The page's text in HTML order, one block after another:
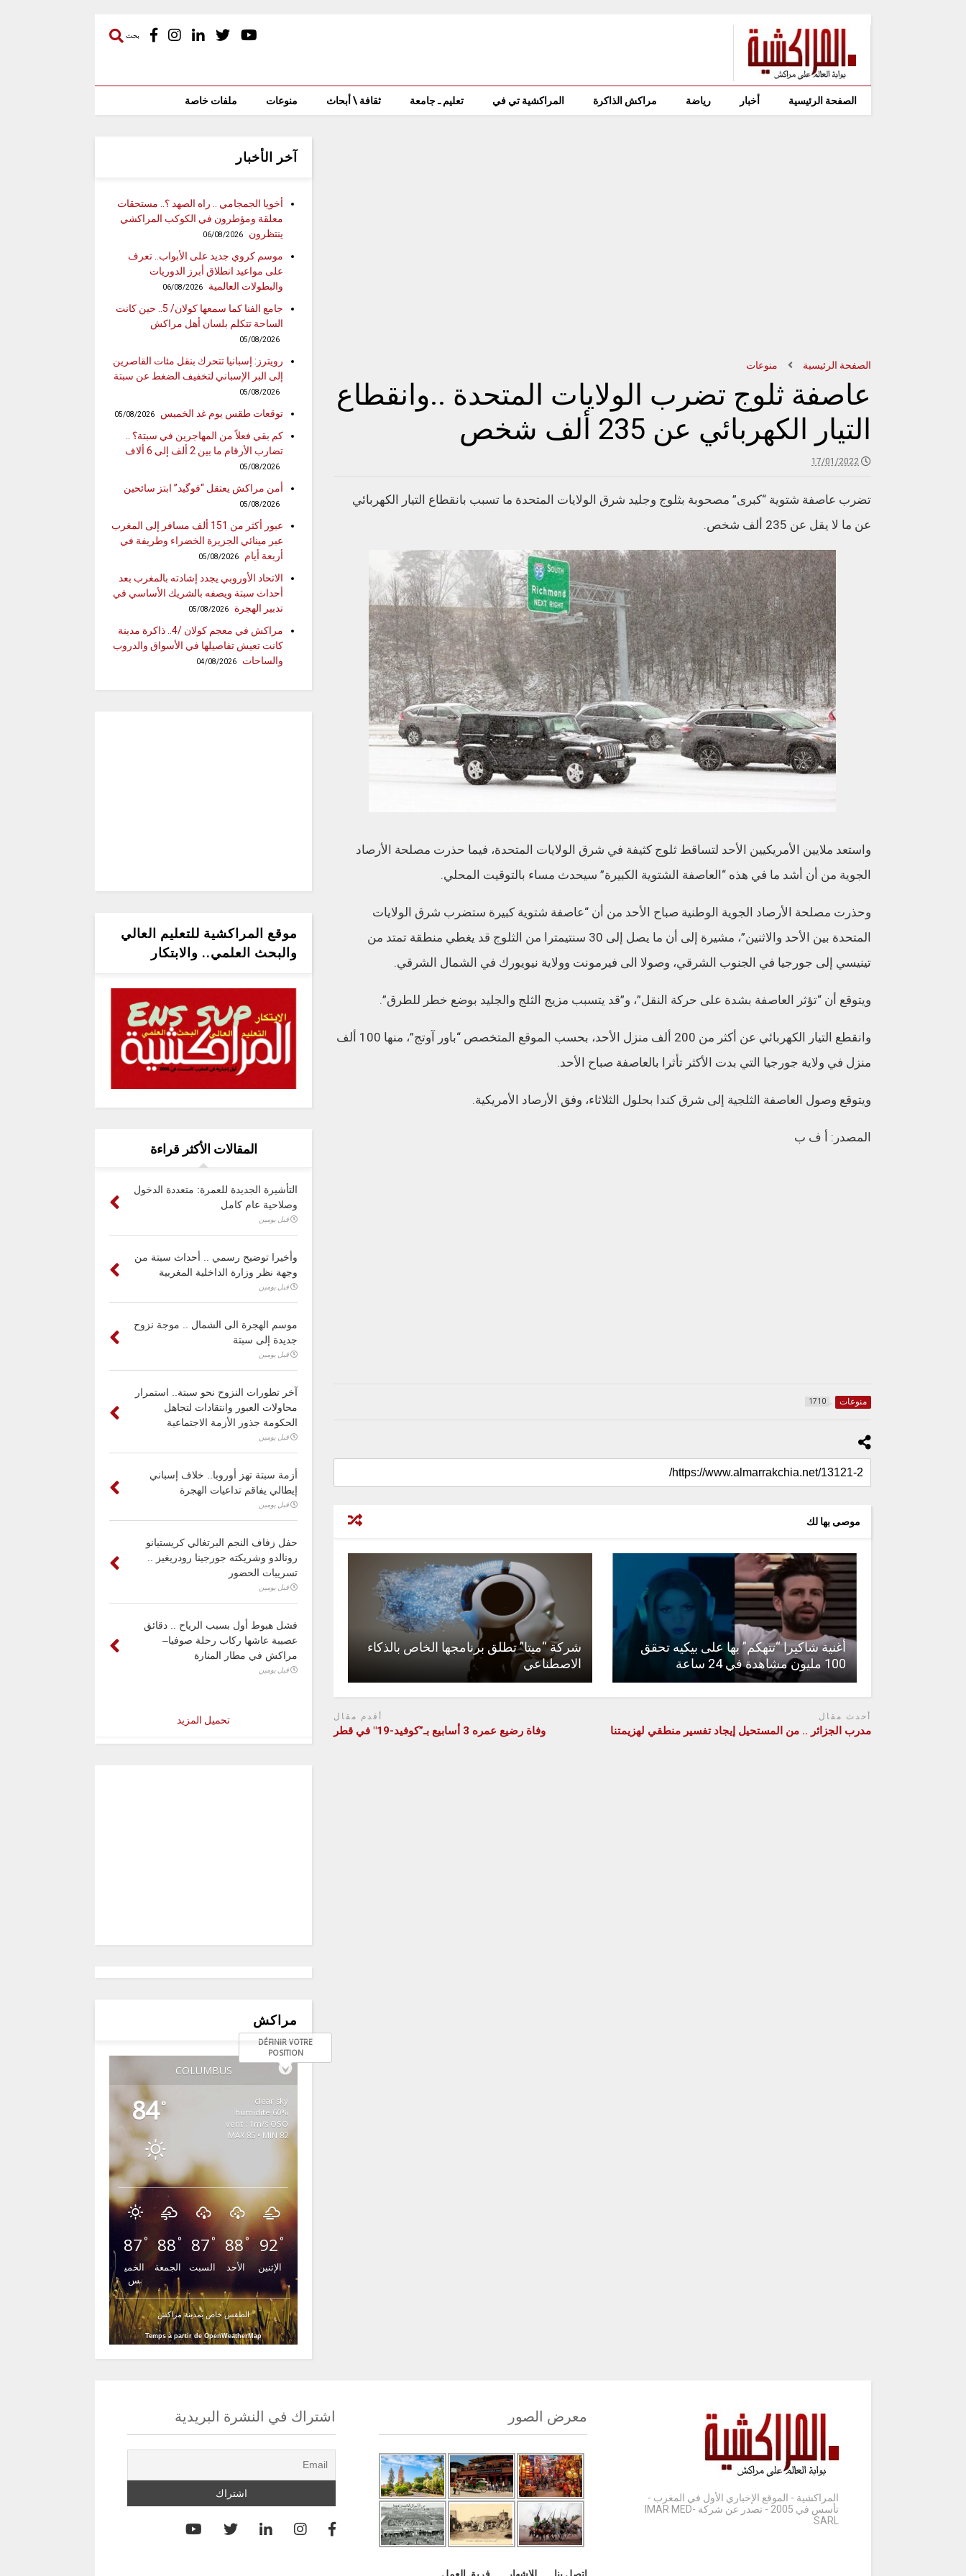
بحث
الصفحة الرئيسية أخبار رياضة مراكش الذاكرة المراكشية تي في تعليم ـ جامعة ثقافة \ أبحاث منوعات ملفات خاصة
الصفحة الرئيسية منوعات
عاصفة ثلوج تضرب الولايات المتحدة ..وانقطاع
التيار الكهربائي عن 235 ألف شخص
17/01/2022
تضرب عاصفة شتوية “كبرى” مصحوبة بثلوج وجليد شرق الولايات المتحدة ما تسبب بانقطاع التيار الكهربائي
عن ما لا يقل عن 235 ألف شخص.
واستعد ملايين الأمريكيين الأحد لتساقط ثلوج كثيفة في شرق الولايات المتحدة، فيما حذرت مصلحة الأرصاد
الجوية من أن أشد ما في هذه “العاصفة الشتوية الكبيرة” سيحدث مساء بالتوقيت المحلي.
وحذرت مصلحة الأرصاد الجوية الوطنية صباح الأحد من أن “عاصفة شتوية كبيرة ستضرب شرق الولايات
المتحدة بين الأحد والاثنين”، مشيرة إلى أن ما يصل إلى 30 سنتيمترا من الثلوج قد يغطي منطقة تمتد من
تينيسي إلى جورجيا في الجنوب الشرقي، وصولا الى فيرمونت وولاية نيويورك في الشمال الشرقي.
ويتوقع أن “تؤثر العاصفة بشدة على حركة النقل”، و”قد يتسبب مزيج الثلج والجليد بوضع خطر للطرق”.
وانقطع التيار الكهربائي عن أكثر من 200 ألف منزل الأحد، بحسب الموقع المتخصص “باور آوتج”، منها 100 ألف
منزل في ولاية جورجيا التي بدت الأكثر تأثرا بالعاصفة صباح الأحد.
ويتوقع وصول العاصفة الثلجية إلى شرق كندا بحلول الثلاثاء، وفق الأرصاد الأمريكية.
المصدر: أ ف ب
منوعات 1710
موصى بها لك
أغنية شاكيرا “تتهكم” بها على بيكيه تحقق
100 مليون مشاهدة في 24 ساعة
شركة “ميتا” تطلق برنامجها الخاص بالذكاء
الاصطناعي
أحدث مقال
مدرب الجزائر .. من المستحيل إيجاد تفسير منطقي لهزيمتنا
أقدم مقال
وفاة رضيع عمره 3 أسابيع بـ”كوفيد-19″ في قطر
آخر الأخبار
أخويا الجمجامي .. راه الصهد ؟.. مستحقات
معلقة ومؤطرون في الكوكب المراكشي
ينتظرون
06/08/2026
موسم كروي جديد على الأبواب.. تعرف
على مواعيد انطلاق أبرز الدوريات
والبطولات العالمية
06/08/2026
جامع الفنا كما سمعها كولان/ 5.. حين كانت
الساحة تتكلم بلسان أهل مراكش
05/08/2026
رويترز: إسبانيا تتحرك بنقل مئات القاصرين
إلى البر الإسباني لتخفيف الضغط عن سبتة
05/08/2026
توقعات طقس يوم غد الخميس 05/08/2026
كم بقي فعلاً من المهاجرين في سبتة؟ ..
تضارب الأرقام ما بين 2 ألف إلى 6 ألاف
05/08/2026
أمن مراكش يعتقل “فوگيد” ابتز سائحين
05/08/2026
عبور أكثر من 151 ألف مسافر إلى المغرب
عبر مينائي الجزيرة الخضراء وطريفة في
أربعة أيام
05/08/2026
الاتحاد الأوروبي يجدد إشادته بالمغرب بعد
أحداث سبتة ويصفه بالشريك الأساسي في
تدبير الهجرة
05/08/2026
مراكش في معجم كولان /4.. ذاكرة مدينة
كانت تعيش تفاصيلها في الأسواق والدروب
والساحات
04/08/2026
موقع المراكشية للتعليم العالي
والبحث العلمي.. والابتكار
المقالات الأكثر قراءة
التأشيرة الجديدة للعمرة: متعددة الدخول
وصلاحية عام كامل
قبل يومين
وأخيرا توضيح رسمي .. أحداث سبتة من
وجهة نظر وزارة الداخلية المغربية
قبل يومين
موسم الهجرة الى الشمال .. موجة نزوح
جديدة إلى سبتة
قبل يومين
آخر تطورات النزوح نحو سبتة.. استمرار
محاولات العبور وانتقادات لتجاهل
الحكومة جذور الأزمة الاجتماعية
قبل يومين
أزمة سبتة تهز أوروبا.. خلاف إسباني
إيطالي يفاقم تداعيات الهجرة
قبل يومين
حفل زفاف النجم البرتغالي كريستيانو
رونالدو وشريكته جورجينا رودريغيز ..
تسريبات الحضور
قبل يومين
فشل هبوط أول بسبب الرياح .. دقائق
عصيبة عاشها ركاب رحلة صوفيا–
مراكش في مطار المنارة
قبل يومين
تحميل المزيد
مراكش
COLUMBUS
DÉFINIR VOTRE
POSITION
84°
clear sky
60% humidité
vent : 1m/s OSO
MAX 85 • MIN 82
87°
الخمي
س
88°
الجمعة
87°
السبت
88°
الأحد
92°
الإثنين
الطقس خاص بمدينة مراكش
Temps à partir de OpenWeatherMap
المراكشية - الموقع الإخباري الأول في المغرب -
تأسس في 2005 - تصدر عن شركة IMAR MED-
SARL
معرض الصور اشتراك في النشرة البريدية